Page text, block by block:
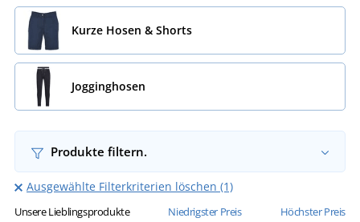
Kurze Hosen & Shorts
Jogginghosen
Produkte filtern.
Ausgewählte Filterkriterien löschen (1)
Unsere Lieblingsprodukte Niedrigster Preis Höchster Preis